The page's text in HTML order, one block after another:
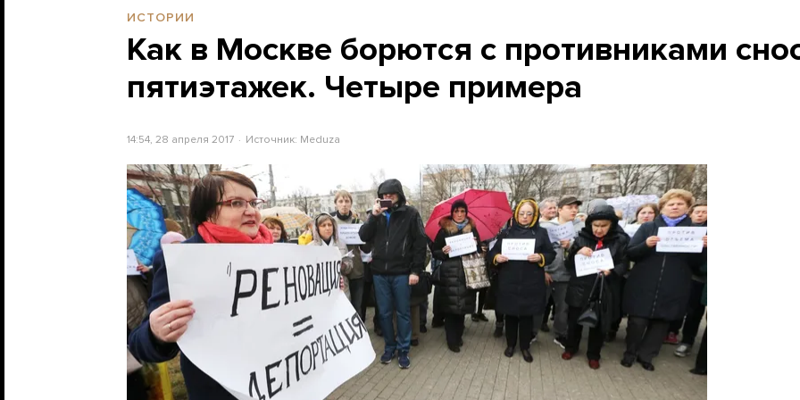
ИСТОРИИ
Как в Москве борются с противниками
пятиэтажек. Четыре примера
14:54, 28 апреля 2017 Источник: Meduza